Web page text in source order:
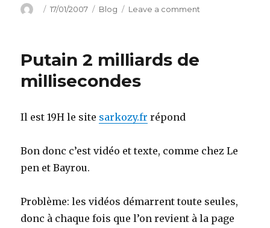
Author
Posted
17/01/2007 Categories
Blog Leave a comment
Putain 2 milliards de
millisecondes
Il est 19H le site sarkozy.fr répond
Bon donc c’est vidéo et texte, comme chez Le
pen et Bayrou.
Problème: les vidéos démarrent toute seules,
donc à chaque fois que l’on revient à la page